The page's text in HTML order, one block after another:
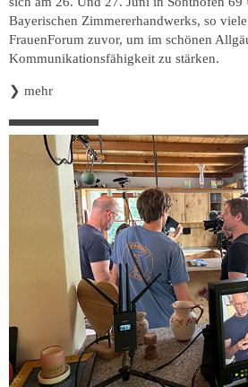
Bayerischen Zimmererhandwerks, so
FrauenForum zuvor, um im schönen
Kommunikationsfähigkeit zu stärken.
❯ mehr